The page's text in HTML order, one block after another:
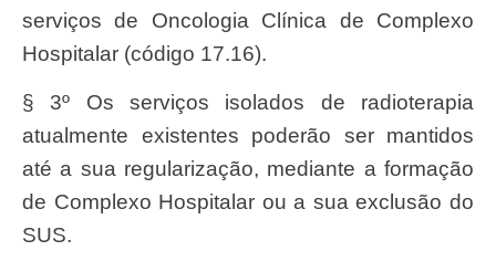
serviços de Oncologia Clínica de Complexo
Hospitalar (código 17.16).
§ 3º Os serviços isolados de radioterapia
atualmente existentes poderão ser mantidos
até a sua regularização, mediante a formação
de Complexo Hospitalar ou a sua exclusão do
SUS.